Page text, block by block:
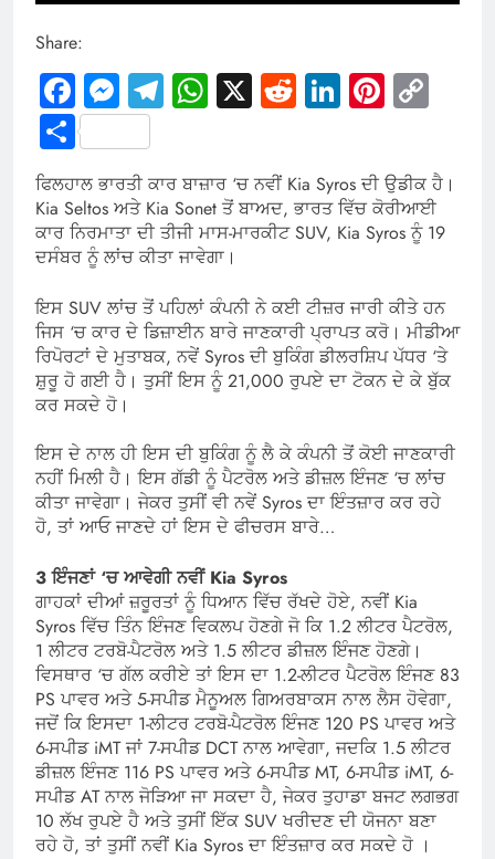
Share:
Facebook
Messenger
Telegram
WhatsApp
X RedditLinkedIn
Share
ਫਿਲਹਾਲ ਭਾਰਤੀ ਕਾਰ ਬਾਜ਼ਾਰ ‘ਚ ਨਵੀਂ Kia Syros ਦੀ ਉਡੀਕ ਹੈ।
Kia Seltos ਅਤੇ Kia Sonet ਤੋਂ ਬਾਅਦ, ਭਾਰਤ ਵਿੱਚ ਕੋਰੀਆਈ
ਕਾਰ ਨਿਰਮਾਤਾ ਦੀ ਤੀਜੀ ਮਾਸ-ਮਾਰਕੀਟ SUV, Kia Syros ਨੂੰ 19
ਦਸੰਬਰ ਨੂੰ ਲਾਂਚ ਕੀਤਾ ਜਾਵੇਗਾ।
ਇਸ SUV ਲਾਂਚ ਤੋਂ ਪਹਿਲਾਂ ਕੰਪਨੀ ਨੇ ਕਈ ਟੀਜ਼ਰ ਜਾਰੀ ਕੀਤੇ ਹਨ
ਜਿਸ ‘ਚ ਕਾਰ ਦੇ ਡਿਜ਼ਾਈਨ ਬਾਰੇ ਜਾਣਕਾਰੀ ਪ੍ਰਾਪਤ ਕਰੋ। ਮੀਡੀਆ
ਰਿਪੋਰਟਾਂ ਦੇ ਮੁਤਾਬਕ, ਨਵੇਂ Syros ਦੀ ਬੁਕਿੰਗ ਡੀਲਰਸ਼ਿਪ ਪੱਧਰ ‘ਤੇ
ਸ਼ੁਰੂ ਹੋ ਗਈ ਹੈ। ਤੁਸੀਂ ਇਸ ਨੂੰ 21,000 ਰੁਪਏ ਦਾ ਟੋਕਨ ਦੇ ਕੇ ਬੁੱਕ
ਕਰ ਸਕਦੇ ਹੋ।
ਇਸ ਦੇ ਨਾਲ ਹੀ ਇਸ ਦੀ ਬੁਕਿੰਗ ਨੂੰ ਲੈ ਕੇ ਕੰਪਨੀ ਤੋਂ ਕੋਈ ਜਾਣਕਾਰੀ
ਨਹੀਂ ਮਿਲੀ ਹੈ। ਇਸ ਗੱਡੀ ਨੂੰ ਪੈਟਰੋਲ ਅਤੇ ਡੀਜ਼ਲ ਇੰਜਣ ‘ਚ ਲਾਂਚ
ਕੀਤਾ ਜਾਵੇਗਾ। ਜੇਕਰ ਤੁਸੀਂ ਵੀ ਨਵੇਂ Syros ਦਾ ਇੰਤਜ਼ਾਰ ਕਰ ਰਹੇ
ਹੋ, ਤਾਂ ਆਓ ਜਾਣਦੇ ਹਾਂ ਇਸ ਦੇ ਫੀਚਰਸ ਬਾਰੇ…
3 ਇੰਜਣਾਂ ‘ਚ ਆਵੇਗੀ ਨਵੀਂ Kia Syros
ਗਾਹਕਾਂ ਦੀਆਂ ਜ਼ਰੂਰਤਾਂ ਨੂੰ ਧਿਆਨ ਵਿੱਚ ਰੱਖਦੇ ਹੋਏ, ਨਵੀਂ Kia
Syros ਵਿੱਚ ਤਿੰਨ ਇੰਜਣ ਵਿਕਲਪ ਹੋਣਗੇ ਜੋ ਕਿ 1.2 ਲੀਟਰ ਪੈਟਰੋਲ,
1 ਲੀਟਰ ਟਰਬੋ-ਪੈਟਰੋਲ ਅਤੇ 1.5 ਲੀਟਰ ਡੀਜ਼ਲ ਇੰਜਣ ਹੋਣਗੇ।
ਵਿਸਥਾਰ ‘ਚ ਗੱਲ ਕਰੀਏ ਤਾਂ ਇਸ ਦਾ 1.2-ਲੀਟਰ ਪੈਟਰੋਲ ਇੰਜਣ 83
PS ਪਾਵਰ ਅਤੇ 5-ਸਪੀਡ ਮੈਨੂਅਲ ਗਿਅਰਬਾਕਸ ਨਾਲ ਲੈਸ ਹੋਵੇਗਾ,
ਜਦੋਂ ਕਿ ਇਸਦਾ 1-ਲੀਟਰ ਟਰਬੋ-ਪੈਟਰੋਲ ਇੰਜਣ 120 PS ਪਾਵਰ ਅਤੇ
6-ਸਪੀਡ iMT ਜਾਂ 7-ਸਪੀਡ DCT ਨਾਲ ਆਵੇਗਾ, ਜਦਕਿ 1.5 ਲੀਟਰ
ਡੀਜ਼ਲ ਇੰਜਣ 116 PS ਪਾਵਰ ਅਤੇ 6-ਸਪੀਡ MT, 6-ਸਪੀਡ iMT, 6-
ਸਪੀਡ AT ਨਾਲ ਜੋੜਿਆ ਜਾ ਸਕਦਾ ਹੈ, ਜੇਕਰ ਤੁਹਾਡਾ ਬਜਟ ਲਗਭਗ
10 ਲੱਖ ਰੁਪਏ ਹੈ ਅਤੇ ਤੁਸੀਂ ਇੱਕ SUV ਖਰੀਦਣ ਦੀ ਯੋਜਨਾ ਬਣਾ
ਰਹੇ ਹੋ, ਤਾਂ ਤੁਸੀਂ ਨਵੀਂ Kia Syros ਦਾ ਇੰਤਜ਼ਾਰ ਕਰ ਸਕਦੇ ਹੋ ।